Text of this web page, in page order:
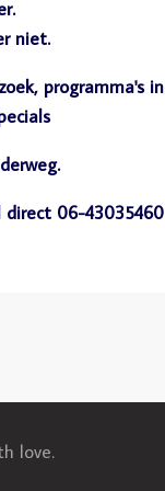
niet.
programma's in
direct 06-43035460
love.